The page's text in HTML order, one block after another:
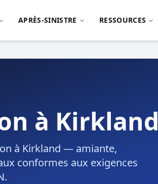
APRÈS-SINISTRE RESSOURCES
à Kirkland
à Kirkland — amiante,
conformes aux exigences